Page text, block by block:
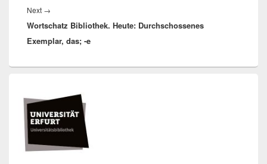
Next →
post:
Wortschatz Bibliothek. Heute: Durchschossenes
Exemplar, das; -e
Widget-
Bereich